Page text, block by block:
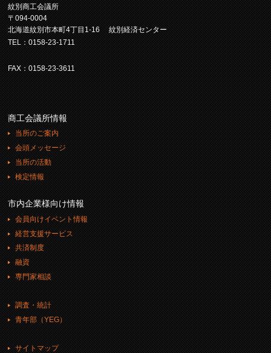
紋別商工会議所
〒094-0004
北海道紋別市本町4丁目1-16 紋別経済センター
TEL：0158-23-1711
FAX：0158-23-3611
商工会議所情報
当所のご案内
会頭メッセージ
当所の活動
検定情報
市内企業様向け情報
会員向けイベント情報
経営支援サービス
共済制度
融資
専門家相談
調査・統計
青年部（YEG）
サイトマップ